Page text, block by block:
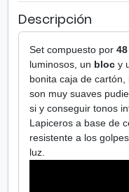
Descripción
Set compuesto por
luminosos, un blocy
bonita caja de cartón,
son muy suaves
si y conseguir tonos
Lapiceros a base de
resistente a los
luz.